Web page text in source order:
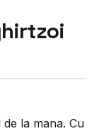
la mana. Cu